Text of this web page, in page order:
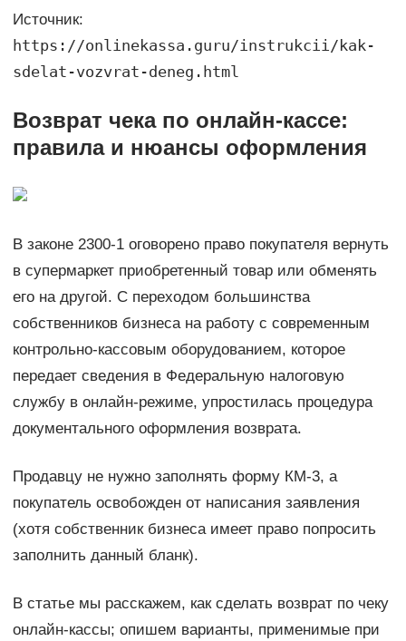
Источник:
https://onlinekassa.guru/instrukcii/kak-
sdelat-vozvrat-deneg.html
Возврат чека по онлайн-кассе:
правила и нюансы оформления
В законе 2300-1 оговорено право покупателя вернуть
в супермаркет приобретенный товар или обменять
его на другой. С переходом большинства
собственников бизнеса на работу с современным
контрольно-кассовым оборудованием, которое
передает сведения в Федеральную налоговую
службу в онлайн-режиме, упростилась процедура
документального оформления возврата.
Продавцу не нужно заполнять форму КМ-3, а
покупатель освобожден от написания заявления
(хотя собственник бизнеса имеет право попросить
заполнить данный бланк).
В статье мы расскажем, как сделать возврат по чеку
онлайн-кассы; опишем варианты, применимые при